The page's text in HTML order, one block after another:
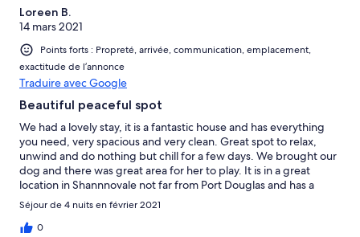
Loreen B.
14 mars 2021
Points forts : Propreté, arrivée, communication, emplacement,
exactitude de l’annonce
Traduire avec Google
Beautiful peaceful spot
We had a lovely stay, it is a fantastic house and has everything
you need, very spacious and very clean. Great spot to relax,
unwind and do nothing but chill for a few days. We brought our
dog and there was great area for her to play. It is in a great
location in Shannnovale not far from Port Douglas and has a
creek only 5min away to swim. Will certainly be back very soon.
Only disappointment was with stayz they took our money and
confirmed the booking with us but never informed the owner
Séjour de 4 nuits en février 2021
0